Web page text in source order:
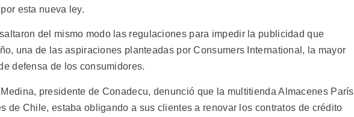
esta nueva ley.
del mismo modo las regulaciones para impedir la publicidad que
una de las aspiraciones planteadas por Consumers International, la mayor
defensa de los consumidores.
presidente de Conadecu, denunció que la multitienda Almacenes
de Chile, estaba obligando a sus clientes a renovar los contratos de crédito